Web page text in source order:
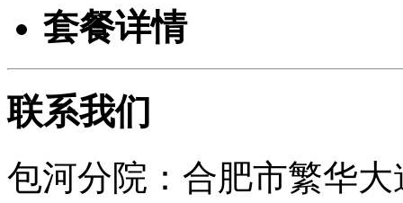
套餐详情
联系我们
包河分院：合肥市繁华